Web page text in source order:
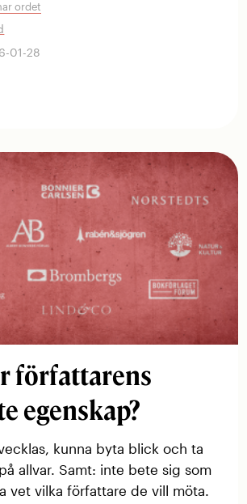
ordet
01-28
författarens
egenskap?
kunna byta blick och ta
allvar. Samt: inte bete sig som
vet vilka författare de vill möta.